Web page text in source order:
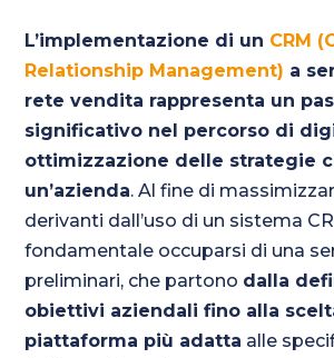
L’implementazione di un CRM
Relationship Management) a
rete vendita rappresenta un
significativo nel percorso di
ottimizzazione delle strategie
un’azienda. Al fine di
derivanti dall’uso di un sistema
fondamentale occuparsi di una
preliminari, che partono dalla
obiettivi aziendali fino alla
piattaforma più adatta alle